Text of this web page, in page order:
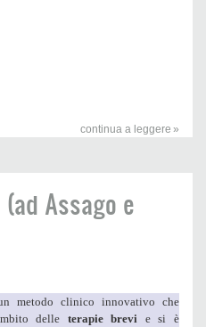
continua a leggere
(ad Assago e
metodo clinico innovativo che
delle terapie brevi e si è